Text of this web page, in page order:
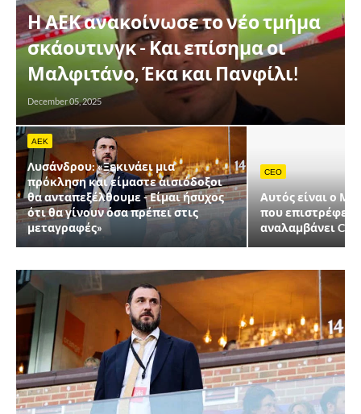
Η ΑΕΚ ανακοίνωσε το νέο τμήμα
σκάουτινγκ - Και επίσημα οι
Μαλφιτάνο, Έκα και Πανφίλι!
December 05, 2025
AEK
Λυσάνδρου: «Ξεκινάει μια
πρόκληση και είμαστε αισιόδοξοι
θα ανταπεξέλθουμε - Είμαι ήσυχος
ότι θα γίνουν όσα πρέπει στις
μεταγραφές»
CEO
Αυτός είναι ο
που επιστρέφει
αναλαμβάνει